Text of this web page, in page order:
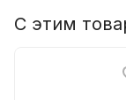
С этим